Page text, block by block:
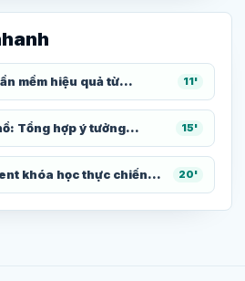
mềm hiệu quả từ... 11'
Tổng hợp ý tưởng... 15'
khóa học thực chiến... 20'